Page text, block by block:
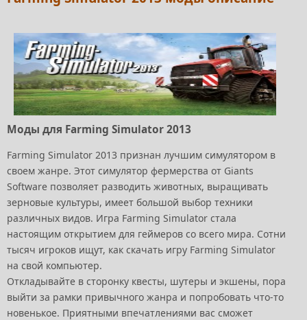
Моды для Farming Simulator 2013
Farming Simulator 2013 признан лучшим симулятором в
своем жанре. Этот симулятор фермерства от Giants
Software позволяет разводить животных, выращивать
зерновые культуры, имеет большой выбор техники
различных видов. Игра Farming Simulator стала
настоящим открытием для геймеров со всего мира. Сотни
тысяч игроков ищут, как скачать игру Farming Simulator
на свой компьютер.
Откладывайте в сторонку квесты, шутеры и экшены, пора
выйти за рамки привычного жанра и попробовать что-то
новенькое. Приятными впечатлениями вас сможет